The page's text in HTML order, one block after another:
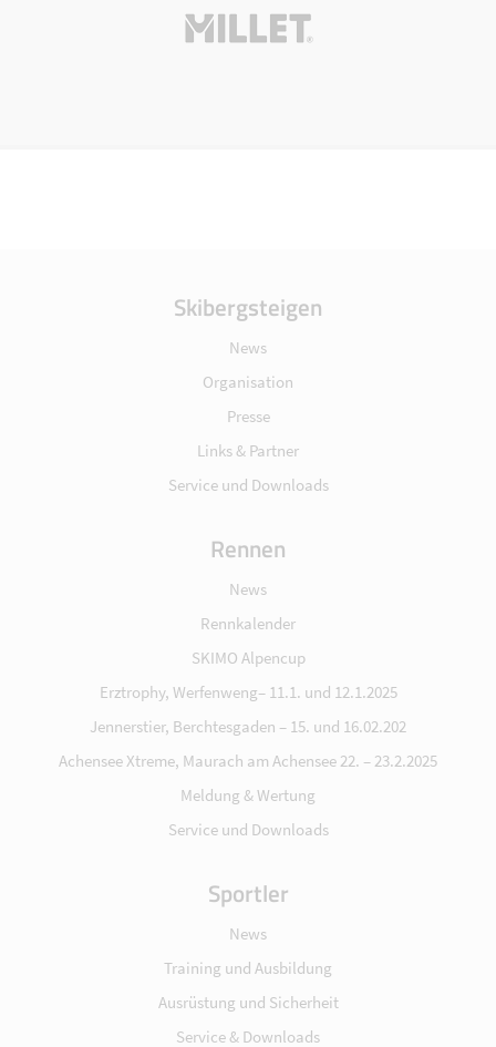
Skibergsteigen
News
Organisation
Presse
Links & Partner
Service und Downloads
Rennen
News
Rennkalender
SKIMO Alpencup
Erztrophy, Werfenweng– 11.1. und 12.1.2025
Jennerstier, Berchtesgaden – 15. und 16.02.202
Achensee Xtreme, Maurach am Achensee 22. – 23.2.2025
Meldung & Wertung
Service und Downloads
Sportler
News
Training und Ausbildung
Ausrüstung und Sicherheit
Service & Downloads